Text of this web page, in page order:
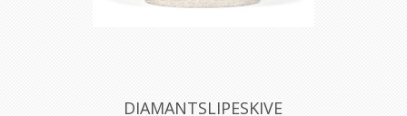
DIAMANTSLIPESKIVE